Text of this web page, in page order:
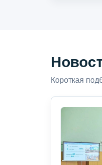
Короткая